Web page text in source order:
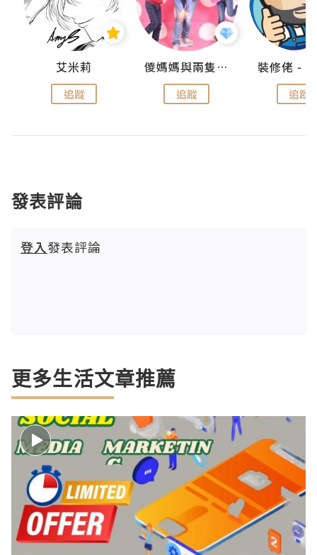
艾米莉
追蹤
儍媽媽與兩隻小魔怪之家
追蹤 追蹤
發表評論
登入發表評論
更多生活文章推薦